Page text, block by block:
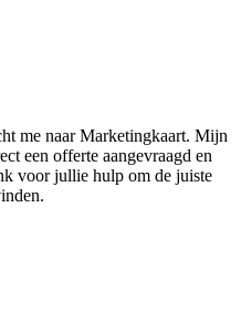
me naar Marketingkaart. Mijn
een offerte aangevraagd en
voor jullie hulp om de juiste